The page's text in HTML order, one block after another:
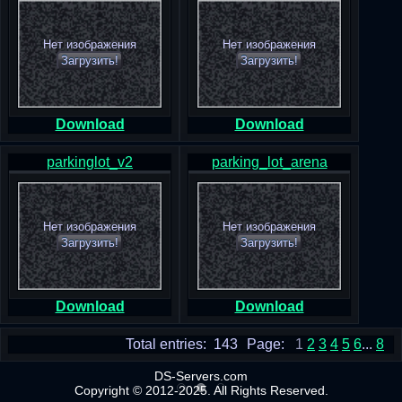
Нет изображения
Загрузить!
Download
Нет изображения
Загрузить!
Download
parkinglot_v2
Нет изображения
Загрузить!
Download
parking_lot_arena
Нет изображения
Загрузить!
Download
Page: 1 2 3 4 5 6... 8
Total entries: 143
DS-Servers.com
Copyright © 2012-2025. All Rights Reserved.